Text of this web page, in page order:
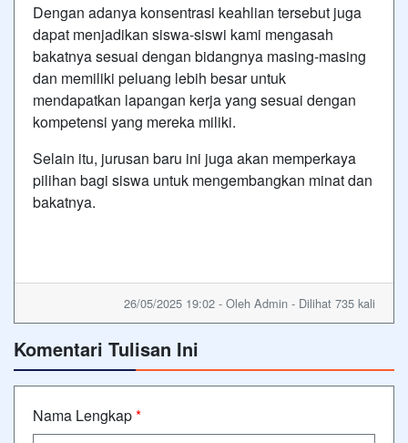
Dengan adanya konsentrasi keahlian tersebut juga
dapat menjadikan siswa-siswi kami mengasah
bakatnya sesuai dengan bidangnya masing-masing
dan memiliki peluang lebih besar untuk
mendapatkan lapangan kerja yang sesuai dengan
kompetensi yang mereka miliki.
Selain itu, jurusan baru ini juga akan memperkaya
pilihan bagi siswa untuk mengembangkan minat dan
bakatnya.
26/05/2025 19:02 - Oleh Admin - Dilihat 735 kali
Komentari Tulisan Ini
Nama Lengkap*